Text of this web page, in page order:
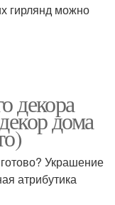
гирлянд можно
декора
дома
Украшение
атрибутика